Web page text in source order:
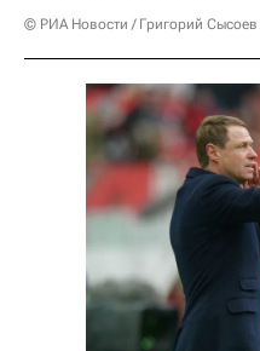
© РИА Новости / Григорий Сысоев